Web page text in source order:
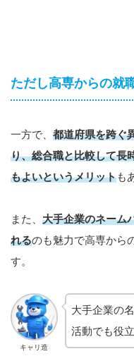
ただし高専からの就
一方で、 都道府県を跨ぐ
り、総合職と比較して長
もよいというメリットも
また、 大手企業のネーム
れるのも魅力で高専から
す。
キャリ造
大手企業の
活動でも役